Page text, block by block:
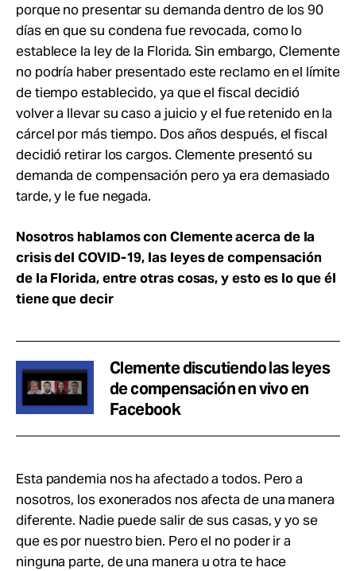
porque no presentar su demanda dentro de los 90
días en que su condena fue revocada, como lo
establece la ley de la Florida. Sin embargo, Clemente
no podría haber presentado este reclamo en el límite
de tiempo establecido, ya que el fiscal decidió
volver a llevar su caso a juicio y el fue retenido en la
cárcel por más tiempo. Dos años después, el fiscal
decidió retirar los cargos. Clemente presentó su
demanda de compensación pero ya era demasiado
tarde, y le fue negada.
Nosotros hablamos con Clemente acerca de la
crisis del COVID-19, las leyes de compensación
de la Florida, entre otras cosas, y esto es lo que él
tiene que decir
Clemente discutiendo las leyes
de compensación en vivo en
Facebook
Esta pandemia nos ha afectado a todos. Pero a
nosotros, los exonerados nos afecta de una manera
diferente. Nadie puede salir de sus casas, y yo se
que es por nuestro bien. Pero el no poder ir a
ninguna parte, de una manera u otra te hace